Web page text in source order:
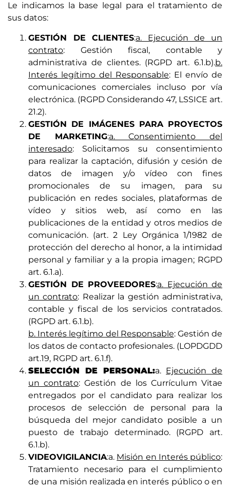
Le indicamos la base legal para el tratamiento de
sus datos:
GESTIÓN DE CLIENTES:a. Ejecución de un
contrato: Gestión fiscal, contable y
administrativa de clientes. (RGPD art. 6.1.b).b.
Interés legítimo del Responsable: El envío de
comunicaciones comerciales incluso por vía
electrónica. (RGPD Considerando 47, LSSICE art.
21.2).
GESTIÓN DE IMÁGENES PARA PROYECTOS
DE MARKETING:a. Consentimiento del
interesado: Solicitamos su consentimiento
para realizar la captación, difusión y cesión de
datos de imagen y/o vídeo con fines
promocionales de su imagen, para su
publicación en redes sociales, plataformas de
vídeo y sitios web, así como en las
publicaciones de la entidad y otros medios de
comunicación. (art. 2 Ley Orgánica 1/1982 de
protección del derecho al honor, a la intimidad
personal y familiar y a la propia imagen; RGPD
art. 6.1.a).
GESTIÓN DE PROVEEDORES:a. Ejecución de
un contrato: Realizar la gestión administrativa,
contable y fiscal de los servicios contratados.
(RGPD art. 6.1.b).
b. Interés legítimo del Responsable: Gestión de
los datos de contacto profesionales. (LOPDGDD
art.19, RGPD art. 6.1.f).
SELECCIÓN DE PERSONAL:a. Ejecución de
un contrato: Gestión de los Currículum Vitae
entregados por el candidato para realizar los
procesos de selección de personal para la
búsqueda del mejor candidato posible a un
puesto de trabajo determinado. (RGPD art.
6.1.b).
VIDEOVIGILANCIA:a. Misión en Interés público:
Tratamiento necesario para el cumplimiento
de una misión realizada en interés público o en